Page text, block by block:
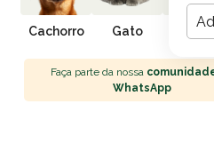
Cachorro Gato
Faça parte da nossa
WhatsApp